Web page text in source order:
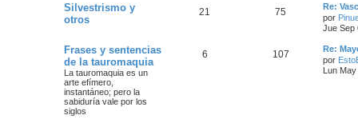
Silvestrismo y
otros
21 75
Re:
por
Jue Sep
Frases y sentencias
de la tauromaquia
La tauromaquia es un
arte efímero,
instantáneo; pero la
sabiduría vale por los
siglos
6 107
Re:
por
Lun